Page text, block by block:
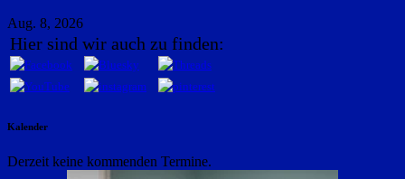
Aug. 8, 2026
Hier sind wir auch zu finden:
Kalender
Derzeit keine kommenden Termine.